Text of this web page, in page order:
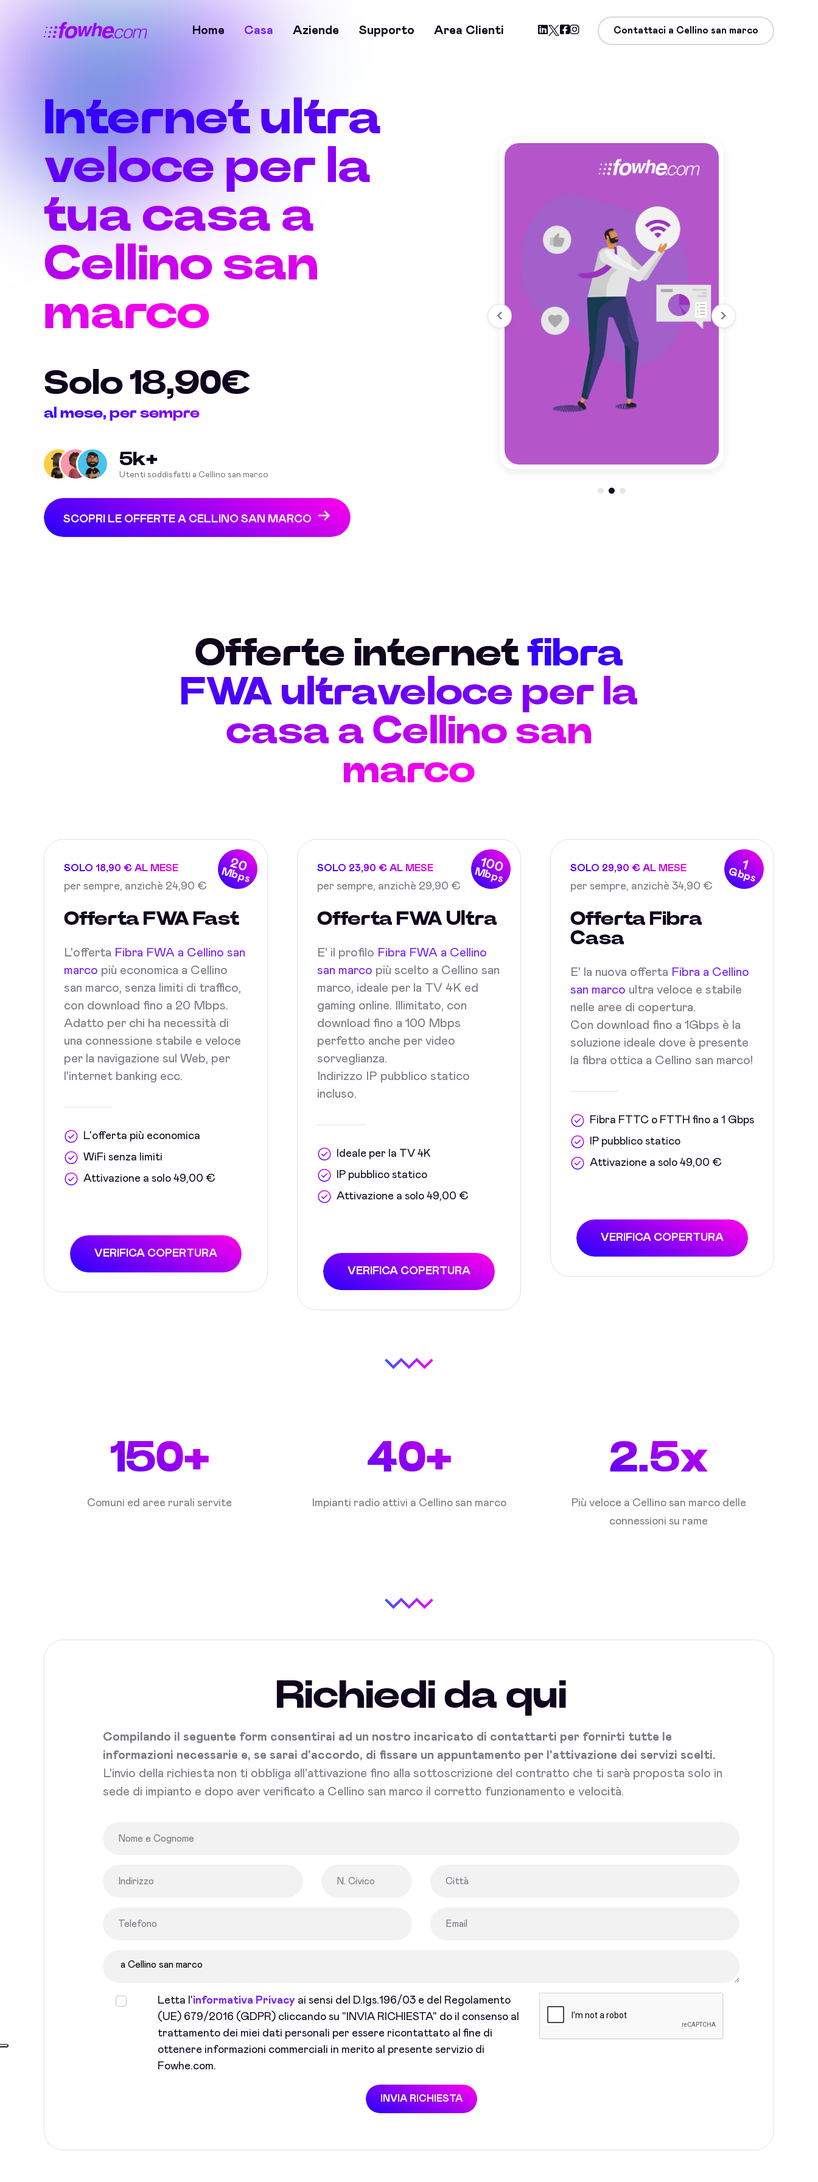
Home Casa Aziende Supporto Area Clienti Contattaci a Cellino san marco
Internet ultra
veloce per la
tua casa a
Cellino san
marco
Solo 18,90€
al mese, per sempre
5k+
Utenti soddisfatti a Cellino san marco
SCOPRI LE OFFERTE A CELLINO SAN MARCO
Offerte internet fibra
FWA ultraveloce per la
casa a Cellino san
marco
20
Mbps
SOLO 18,90 € AL MESE
per sempre, anzichè 24,90 €
Offerta FWA Fast
L'offerta Fibra FWA a Cellino san
marco più economica a Cellino
san marco, senza limiti di traffico,
con download fino a 20 Mbps.
Adatto per chi ha necessità di
una connessione stabile e veloce
per la navigazione sul Web, per
l'internet banking ecc.
L'offerta più economica
WiFi senza limiti
Attivazione a solo 49,00 €
VERIFICA COPERTURA
100
Mbps
SOLO 23,90 € AL MESE
per sempre, anzichè 29,90 €
Offerta FWA Ultra
E' il profilo Fibra FWA a Cellino
san marco più scelto a Cellino san
marco, ideale per la TV 4K ed
gaming online. Illimitato, con
download fino a 100 Mbps
perfetto anche per video
sorveglianza.
Indirizzo IP pubblico statico
incluso.
Ideale per la TV 4K
IP pubblico statico
Attivazione a solo 49,00 €
VERIFICA COPERTURA
1
Gbps
SOLO 29,90 € AL MESE
per sempre, anzichè 34,90 €
Offerta Fibra
Casa
E' la nuova offerta Fibra a Cellino
san marco ultra veloce e stabile
nelle aree di copertura.
Con download fino a 1Gbps è la
soluzione ideale dove è presente
la fibra ottica a Cellino san marco!
Fibra FTTC o FTTH fino a 1 Gbps
IP pubblico statico
Attivazione a solo 49,00 €
VERIFICA COPERTURA
150+
Comuni ed aree rurali servite
40+
Impianti radio attivi a Cellino san marco
2.5x
Più veloce a Cellino san marco delle
connessioni su rame
Richiedi da qui
Compilando il seguente form consentirai ad un nostro incaricato di contattarti per fornirti tutte le
informazioni necessarie e, se sarai d'accordo, di fissare un appuntamento per l'attivazione dei servizi scelti.
L'invio della richiesta non ti obbliga all'attivazione fino alla sottoscrizione del contratto che ti sarà proposta solo in
sede di impianto e dopo aver verificato a Cellino san marco il corretto funzionamento e velocità.
Letta l'informativa Privacyai sensi del D.lgs.196/03 e del Regolamento
(UE) 679/2016 (GDPR) cliccando su "INVIA RICHIESTA" do il consenso al
trattamento dei miei dati personali per essere ricontattato al fine di
ottenere informazioni commerciali in merito al presente servizio di
Fowhe.com.
INVIA RICHIESTA